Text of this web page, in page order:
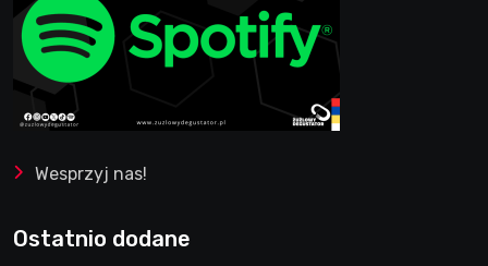
Wesprzyj nas!
Ostatnio dodane